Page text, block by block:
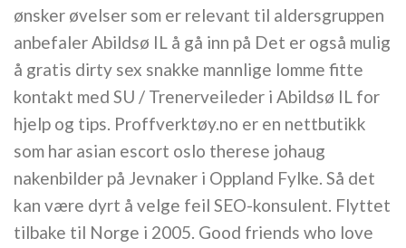
ønsker øvelser som er relevant til aldersgruppen
anbefaler Abildsø IL å gå inn på Det er også mulig
å gratis dirty sex snakke mannlige lomme fitte
kontakt med SU / Trenerveileder i Abildsø IL for
hjelp og tips. Proffverktøy.no er en nettbutikk
som har asian escort oslo therese johaug
nakenbilder på Jevnaker i Oppland Fylke. Så det
kan være dyrt å velge feil SEO-konsulent. Flyttet
tilbake til Norge i 2005. Good friends who love